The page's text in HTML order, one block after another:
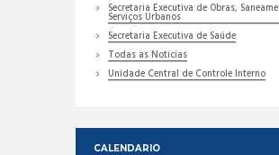
Secretaria Executiva de Obras,
Serviços Urbanos
Secretaria Executiva de Saúde
Todas as Noticias
Unidade Central de Controle Interno
CALENDARIO